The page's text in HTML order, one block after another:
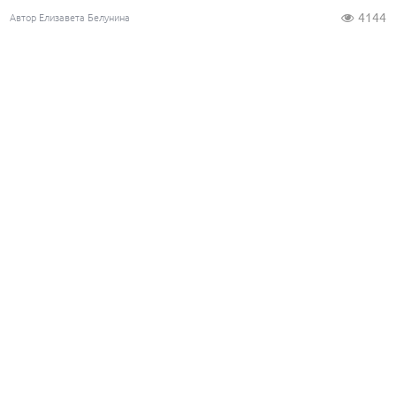
Автор Елизавета Белунина 4144